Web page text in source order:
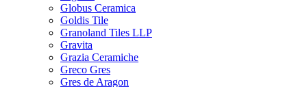
Globus Ceramica
Goldis Tile
Granoland Tiles LLP
Gravita
Grazia Ceramiche
Greco Gres
Gres de Aragon